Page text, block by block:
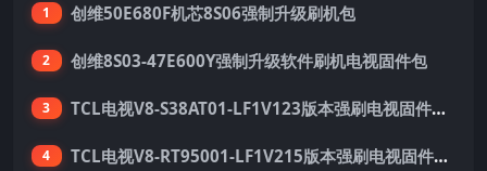
1 创维50E680F机芯8S06强制升级刷机包
2 创维8S03-47E600Y强制升级软件刷机电视固件包
3 TCL电视V8-S38AT01-LF1V123版本强刷电视固件包下载
4 TCL电视V8-RT95001-LF1V215版本强刷电视固件包下载